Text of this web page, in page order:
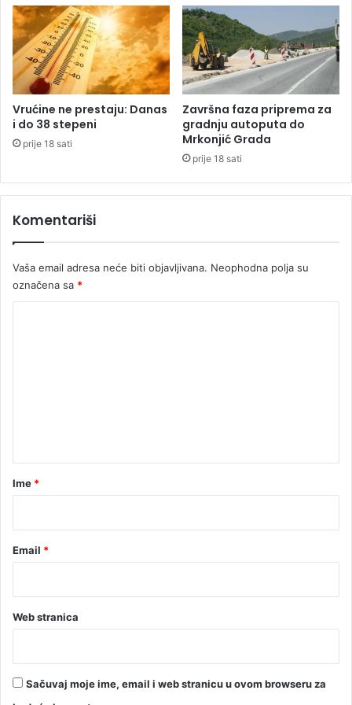
e
d
u
j
u
i
i
z
n
i
j
e
l
i
e
h
t
j
Vrućine ne prestaju: Danas
i do 38 stepeni
prije 18 sati
Završna faza priprema za
gradnju autoputa do
Mrkonjić Grada
prije 18 sati
Komentariši
Vaša email adresa neće biti objavljivana. Neophodna polja su
označena sa *
rIme *
Email *
Web stranica
Sačuvaj moje ime, email i web stranicu u ovom browseru za